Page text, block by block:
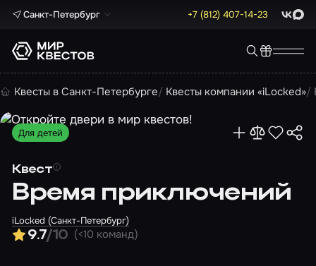
Санкт-Петербург +7 (812) 407-14-23 Max
Квесты в Санкт-Петербурге Квесты компании «iLocked»
Для детей
Квест
Время приключений
iLocked (Санкт-Петербург)
9.7/10 (<10 команд)